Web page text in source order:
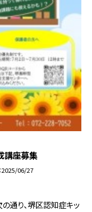
講座募集
2025/06/27
通り、堺区認知症キッ